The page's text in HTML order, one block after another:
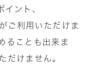
イント、
ご利用いただけま
ることも出来ま
だけません。